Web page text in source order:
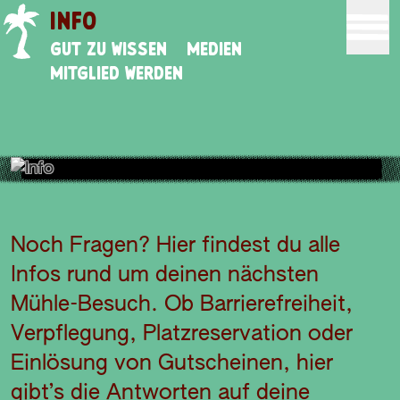
INFO
Gut zu wissen
Medien
Mitglied werden
Noch Fragen? Hier findest du alle
Infos rund um deinen nächsten
Mühle-Besuch. Ob Barrierefreiheit,
Verpflegung, Platzreservation oder
Einlösung von Gutscheinen, hier
gibt’s die Antworten auf deine